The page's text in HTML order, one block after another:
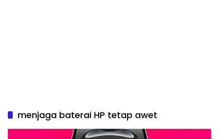
menjaga baterai HP tetap awet